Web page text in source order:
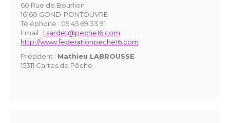
60 Rue de Bourlion
16160 GOND-PONTOUVRE
Téléphone : 05 45 69 33 91
Email : l.sardet@peche16.com
http://www.federationpeche16.com
Président : Mathieu LABROUSSE
15311 Cartes de Pêche